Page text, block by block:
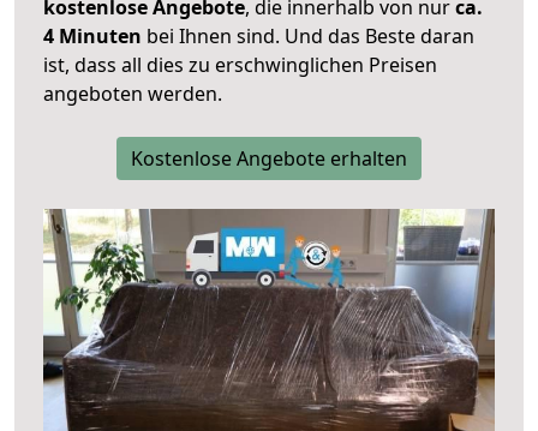
kostenlose Angebote, die innerhalb von nurca.
4 Minuten bei Ihnen sind. Und das Beste daran
ist, dass all dies zu erschwinglichen Preisen
angeboten werden.
Kostenlose Angebote erhalten